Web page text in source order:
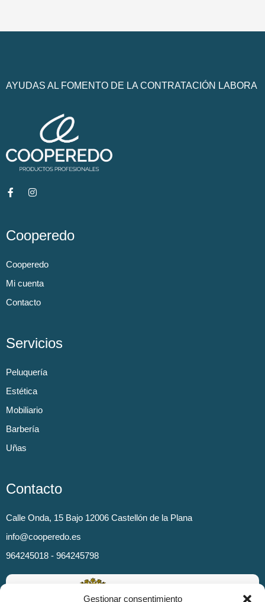
Gestionar consentimiento
AYUDAS AL FOMENTO DE LA CONTRATACIÓN LABORA
Cooperedo
Cooperedo
Mi cuenta
Contacto
Servicios
Peluquería
Estética
Mobiliario
Barbería
Uñas
Contacto
Calle Onda, 15 Bajo 12006 Castellón de la Plana
info@cooperedo.es
964245018 - 964245798